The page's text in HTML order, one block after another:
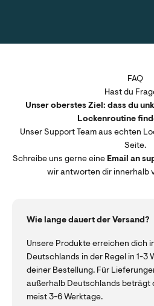
FAQ
Hast du
Unser oberstes Ziel: dass du
Lockenroutine
Unser Support Team aus echten
Seite.
Schreibe uns gerne eine Email an
wir antworten dir innerhalb
Wie lange dauert der Versand?
Unsere Produkte erreichen dich
Deutschlands in der Regel in 1-3
deiner Bestellung. Für
außerhalb Deutschlands beträgt
meist 3-6 Werktage.